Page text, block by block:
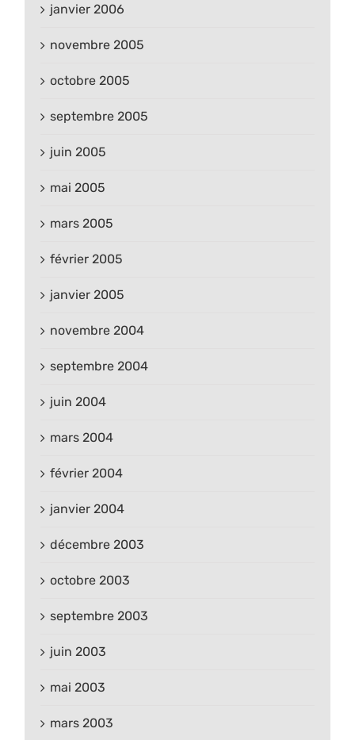
janvier 2006
novembre 2005
octobre 2005
septembre 2005
juin 2005
mai 2005
mars 2005
février 2005
janvier 2005
novembre 2004
septembre 2004
juin 2004
mars 2004
février 2004
janvier 2004
décembre 2003
octobre 2003
septembre 2003
juin 2003
mai 2003
mars 2003